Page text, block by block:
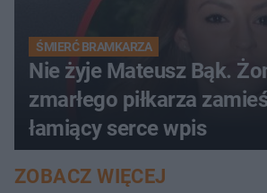
ŚMIERĆ BRAMKARZA
Nie żyje Mateusz Bąk.
zmarłego piłkarza
łamiący serce wpis
ZOBACZ WIĘCEJ